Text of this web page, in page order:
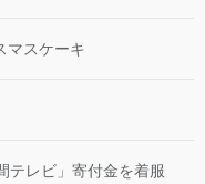
マスケーキ
テレビ」寄付金を着服